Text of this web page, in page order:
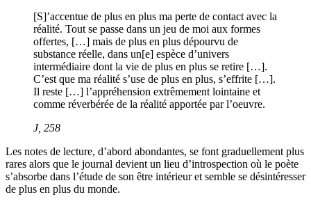
[S]’accentue de plus en plus ma perte de contact avec la
réalité. Tout se passe dans un jeu de moi aux formes
offertes, […] mais de plus en plus dépourvu de
substance réelle, dans un[e] espèce d’univers
intermédiaire dont la vie de plus en plus se retire […].
C’est que ma réalité s’use de plus en plus, s’effrite […].
Il reste […] l’appréhension extrêmement lointaine et
comme réverbérée de la réalité apportée par l’oeuvre.
J, 258
Les notes de lecture, d’abord abondantes, se font graduellement plus
rares alors que le journal devient un lieu d’introspection où le poète
s’absorbe dans l’étude de son être intérieur et semble se désintéresser
de plus en plus du monde.